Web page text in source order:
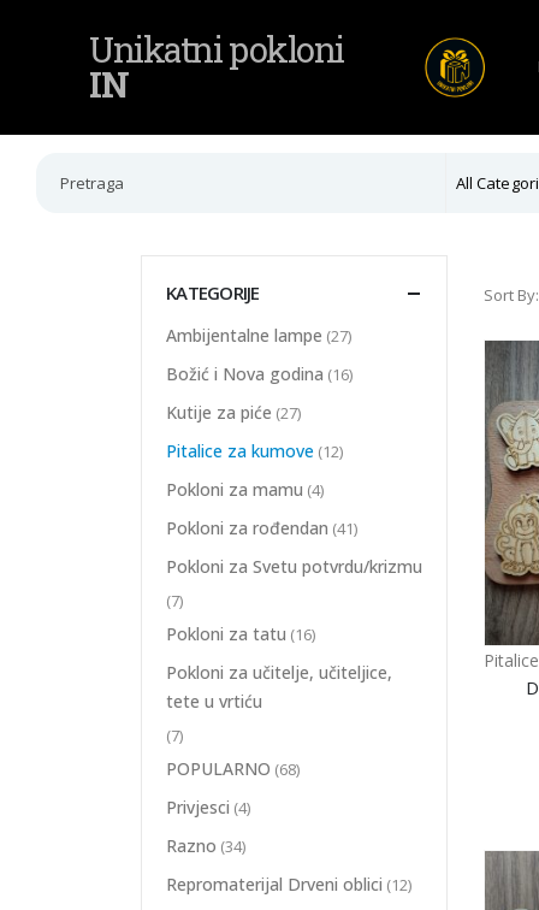
Unikatni pokloni
IN
All
Sort By:
KATEGORIJE
Ambijentalne lampe (27)
Božić i Nova godina (16)
Kutije za piće (27)
Pitalice za kumove (12)
Pokloni za mamu (4)
Pokloni za rođendan (41)
Pokloni za Svetu potvrdu/krizmu
(7)
Pokloni za tatu (16)
Pokloni za učitelje, učiteljice,
tete u vrtiću
(7)
POPULARNO (68)
Privjesci (4)
Razno (34)
Repromaterijal Drveni oblici (12)